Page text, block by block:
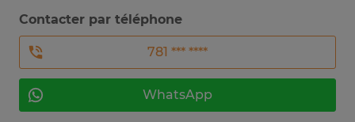
Contacter par téléphone
781 *** ****
WhatsApp